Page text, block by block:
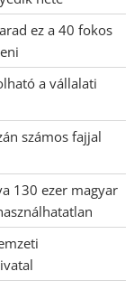
ez a 40 fokos
a vállalati
számos fajjal
130 ezer magyar